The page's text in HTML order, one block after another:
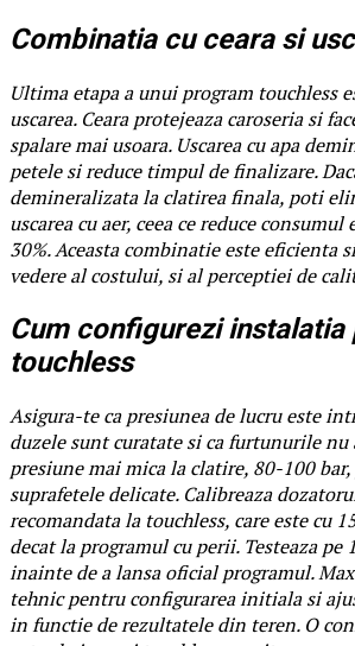
Combinatia cu ceara si
Ultima etapa a unui program touchless
uscarea. Ceara protejeaza caroseria si
spalare mai usoara. Uscarea cu apa
petele si reduce timpul de finalizare.
demineralizata la clatirea finala, poti
uscarea cu aer, ceea ce reduce
30%. Aceasta combinatie este eficienta
vedere al costului, si al perceptiei de
Cum configurezi instalatia
touchless
Asigura-te ca presiunea de lucru este
duzele sunt curatate si ca furtunurile nu
presiune mai mica la clatire, 80-100
suprafetele delicate. Calibreaza
recomandata la touchless, care este cu
decat la programul cu perii. Testeaza
inainte de a lansa oficial programul.
tehnic pentru configurarea initiala si
in functie de rezultatele din teren. O